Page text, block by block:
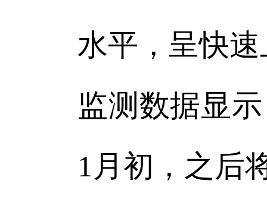
水平，呈快
监测数据显
1月初，之后